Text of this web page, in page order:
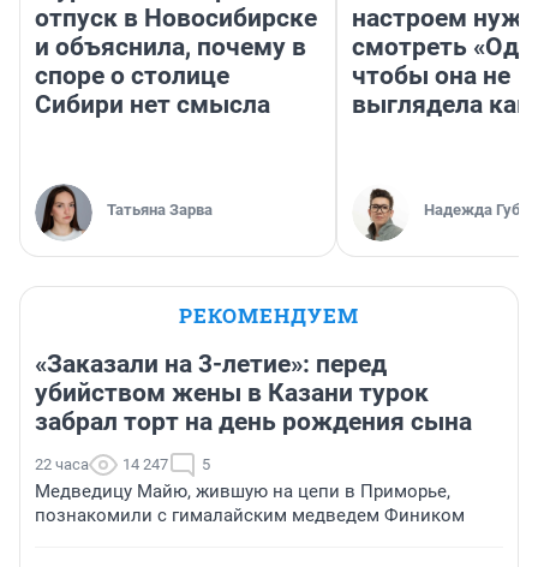
отпуск в Новосибирске
и объяснила, почему в
споре о столице
Сибири нет смысла
Татьяна Зарва
настроем
смотреть
чтобы она не
выглядела как
Надежда
РЕКОМЕНДУЕМ
«Заказали на 3-летие»: перед
убийством жены в Казани турок
забрал торт на день рождения сына
22 часа 14 247 5
Медведицу Майю, жившую на цепи в Приморье,
познакомили с гималайским медведем Фиником